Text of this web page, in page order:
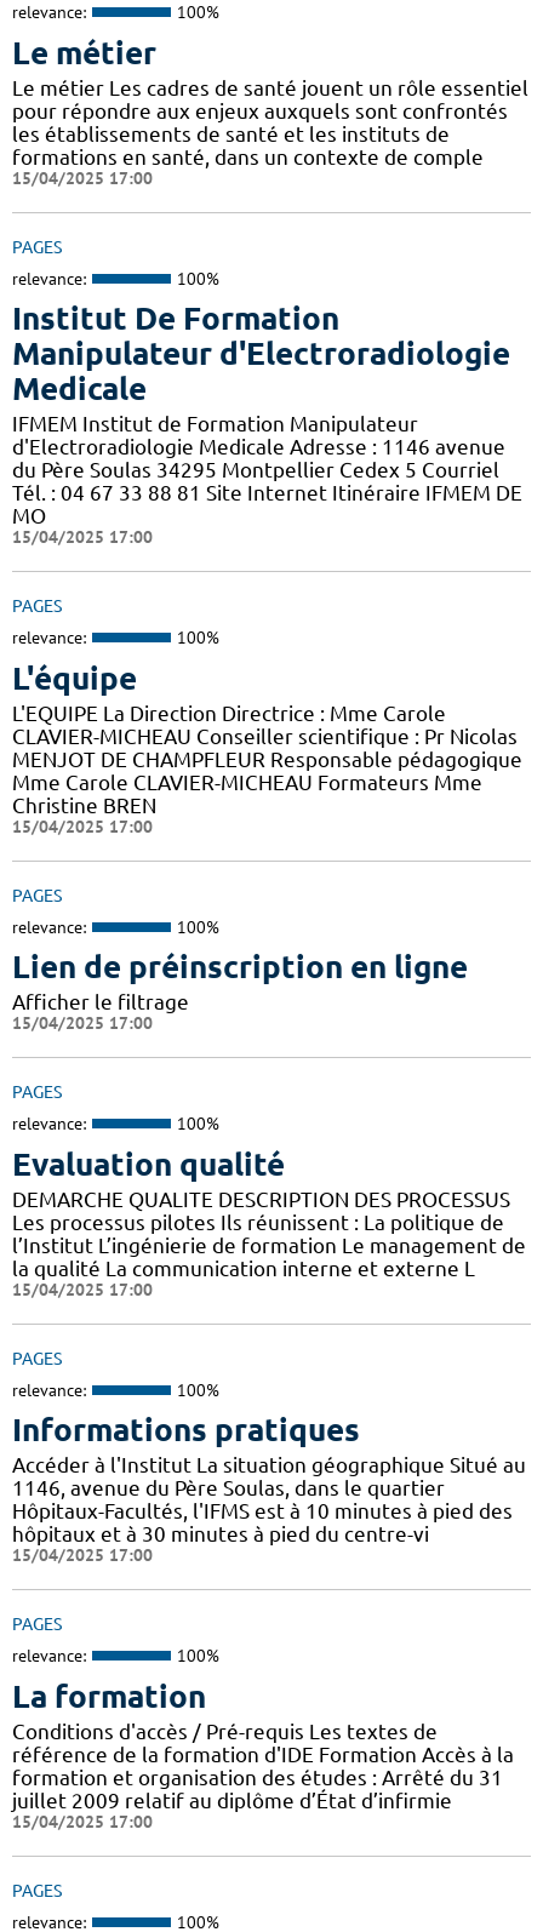
relevance: 100%
Le métier
Le métier Les cadres de santé jouent un rôle essentiel
pour répondre aux enjeux auxquels sont confrontés
les établissements de santé et les instituts de
formations en santé, dans un contexte de comple
15/04/2025 17:00
PAGES
relevance: 100%
Institut De Formation
Manipulateur d'Electroradiologie
Medicale
IFMEM Institut de Formation Manipulateur
d'Electroradiologie Medicale Adresse : 1146 avenue
du Père Soulas 34295 Montpellier Cedex 5 Courriel
Tél. : 04 67 33 88 81 Site Internet Itinéraire IFMEM DE
MO
15/04/2025 17:00
PAGES
relevance: 100%
L'équipe
L'EQUIPE La Direction Directrice : Mme Carole
CLAVIER-MICHEAU Conseiller scientifique : Pr Nicolas
MENJOT DE CHAMPFLEUR Responsable pédagogique
Mme Carole CLAVIER-MICHEAU Formateurs Mme
Christine BREN
15/04/2025 17:00
PAGES
relevance: 100%
Lien de préinscription en ligne
Afficher le filtrage
15/04/2025 17:00
PAGES
relevance: 100%
Evaluation qualité
DEMARCHE QUALITE DESCRIPTION DES PROCESSUS
Les processus pilotes Ils réunissent : La politique de
l’Institut L’ingénierie de formation Le management de
la qualité La communication interne et externe L
15/04/2025 17:00
PAGES
relevance: 100%
Informations pratiques
Accéder à l'Institut La situation géographique Situé au
1146, avenue du Père Soulas, dans le quartier
Hôpitaux-Facultés, l'IFMS est à 10 minutes à pied des
hôpitaux et à 30 minutes à pied du centre-vi
15/04/2025 17:00
PAGES
relevance: 100%
La formation
Conditions d'accès / Pré-requis Les textes de
référence de la formation d'IDE Formation Accès à la
formation et organisation des études : Arrêté du 31
juillet 2009 relatif au diplôme d’État d’infirmie
15/04/2025 17:00
PAGES
relevance: 100%